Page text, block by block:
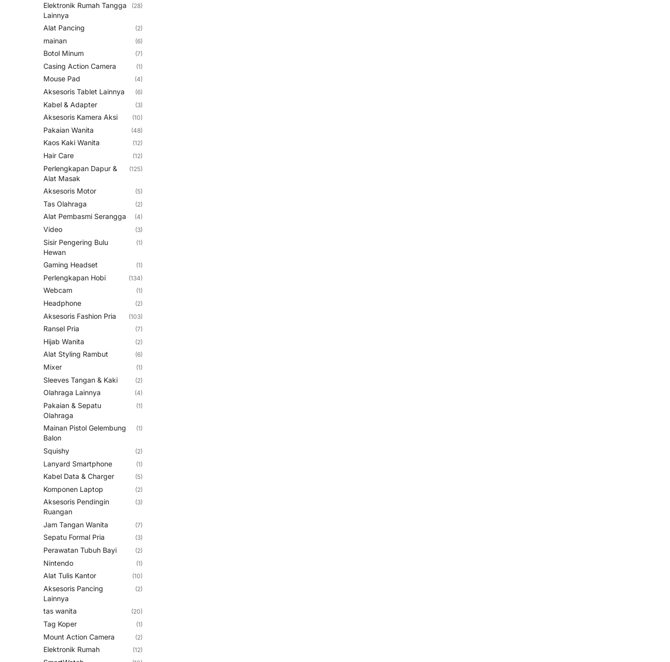
Elektronik Rumah Tangga
Lainnya
(28)
Alat Pancing (2)
mainan (6)
Botol Minum (7)
Casing Action Camera (1)
Mouse Pad (4)
Aksesoris Tablet Lainnya (6)
Kabel & Adapter (3)
Aksesoris Kamera Aksi (10)
Pakaian Wanita (48)
Kaos Kaki Wanita (12)
Hair Care (12)
Perlengkapan Dapur &
Alat Masak
(125)
Aksesoris Motor (5)
Tas Olahraga (2)
Alat Pembasmi Serangga (4)
Video (3)
Sisir Pengering Bulu
Hewan
(1)
Gaming Headset (1)
Perlengkapan Hobi (134)
Webcam (1)
Headphone (2)
Aksesoris Fashion Pria (103)
Ransel Pria (7)
Hijab Wanita (2)
Alat Styling Rambut (6)
Mixer (1)
Sleeves Tangan & Kaki (2)
Olahraga Lainnya (4)
Pakaian & Sepatu
Olahraga
(1)
Mainan Pistol Gelembung
Balon
(1)
Squishy (2)
Lanyard Smartphone (1)
Kabel Data & Charger (5)
Komponen Laptop (2)
Aksesoris Pendingin
Ruangan
(3)
Jam Tangan Wanita (7)
Sepatu Formal Pria (3)
Perawatan Tubuh Bayi (2)
Nintendo (1)
Alat Tulis Kantor (10)
Aksesoris Pancing
Lainnya
(2)
tas wanita (20)
Tag Koper (1)
Mount Action Camera (2)
Elektronik Rumah (12)